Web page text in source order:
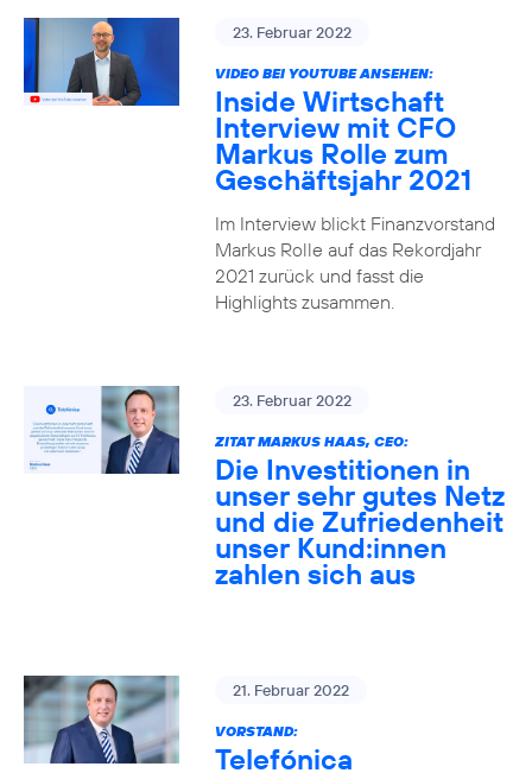
23. Februar 2022
VIDEO BEI YOUTUBE ANSEHEN:
Inside Wirtschaft
Interview mit CFO
Markus Rolle zum
Geschäftsjahr 2021
Im Interview blickt Finanzvorstand
Markus Rolle auf das Rekordjahr
2021 zurück und fasst die
Highlights zusammen.
23. Februar 2022
ZITAT MARKUS HAAS, CEO:
Die Investitionen in
unser sehr gutes Netz
und die Zufriedenheit
unser Kund:innen
zahlen sich aus
21. Februar 2022
VORSTAND:
Telefónica